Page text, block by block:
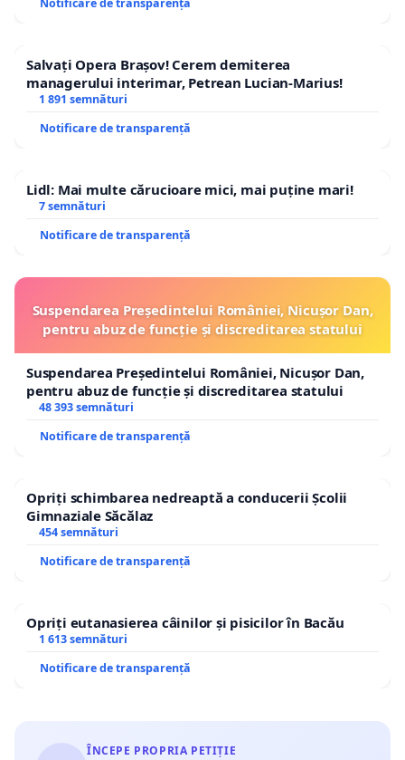
Notificare de transparență
Salvați Opera Brașov! Cerem demiterea
managerului interimar, Petrean Lucian-Marius!
1 891 semnături
Notificare de transparență
Lidl: Mai multe cărucioare mici, mai puține mari!
7 semnături
Notificare de transparență
Suspendarea Președintelui României, Nicușor Dan,
pentru abuz de funcție și discreditarea statului
Suspendarea Președintelui României, Nicușor Dan,
pentru abuz de funcție și discreditarea statului
48 393 semnături
Notificare de transparență
Opriți schimbarea nedreaptă a conducerii Școlii
Gimnaziale Săcălaz
454 semnături
Notificare de transparență
Opriți eutanasierea câinilor și pisicilor în Bacău
1 613 semnături
Notificare de transparență
ÎNCEPE PROPRIA PETIȚIE